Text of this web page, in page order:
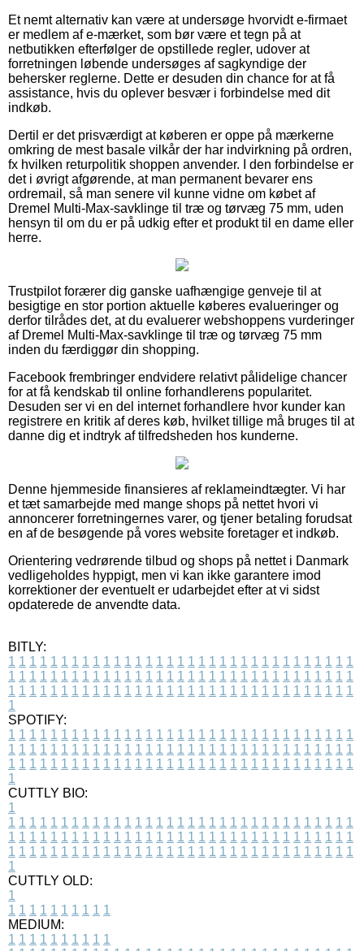
Et nemt alternativ kan være at undersøge hvorvidt e-firmaet
er medlem af e-mærket, som bør være et tegn på at
netbutikken efterfølger de opstillede regler, udover at
forretningen løbende undersøges af sagkyndige der
behersker reglerne. Dette er desuden din chance for at få
assistance, hvis du oplever besvær i forbindelse med dit
indkøb.
Dertil er det prisværdigt at køberen er oppe på mærkerne
omkring de mest basale vilkår der har indvirkning på ordren,
fx hvilken returpolitik shoppen anvender. I den forbindelse er
det i øvrigt afgørende, at man permanent bevarer ens
ordremail, så man senere vil kunne vidne om købet af
Dremel Multi-Max-savklinge til træ og tørvæg 75 mm, uden
hensyn til om du er på udkig efter et produkt til en dame eller
herre.
Trustpilot forærer dig ganske uafhængige genveje til at
besigtige en stor portion aktuelle køberes evalueringer og
derfor tilrådes det, at du evaluerer webshoppens vurderinger
af Dremel Multi-Max-savklinge til træ og tørvæg 75 mm
inden du færdiggør din shopping.
Facebook frembringer endvidere relativt pålidelige chancer
for at få kendskab til online forhandlerens popularitet.
Desuden ser vi en del internet forhandlere hvor kunder kan
registrere en kritik af deres køb, hvilket tillige må bruges til at
danne dig et indtryk af tilfredsheden hos kunderne.
Denne hjemmeside finansieres af reklameindtægter. Vi har
et tæt samarbejde med mange shops på nettet hvori vi
annoncerer forretningernes varer, og tjener betaling forudsat
en af de besøgende på vores website foretager et indkøb.
Orientering vedrørende tilbud og shops på nettet i Danmark
vedligeholdes hyppigt, men vi kan ikke garantere imod
korrektioner der eventuelt er udarbejdet efter at vi sidst
opdaterede de anvendte data.
BITLY:
1 1 1 1 1 1 1 1 1 1 1 1 1 1 1 1 1 1 1 1 1 1 1 1 1 1 1 1 1 1 1 1 1
1 1 1 1 1 1 1 1 1 1 1 1 1 1 1 1 1 1 1 1 1 1 1 1 1 1 1 1 1 1 1 1 1
1 1 1 1 1 1 1 1 1 1 1 1 1 1 1 1 1 1 1 1 1 1 1 1 1 1 1 1 1 1 1 1 1
1
SPOTIFY:
1 1 1 1 1 1 1 1 1 1 1 1 1 1 1 1 1 1 1 1 1 1 1 1 1 1 1 1 1 1 1 1 1
1 1 1 1 1 1 1 1 1 1 1 1 1 1 1 1 1 1 1 1 1 1 1 1 1 1 1 1 1 1 1 1 1
1 1 1 1 1 1 1 1 1 1 1 1 1 1 1 1 1 1 1 1 1 1 1 1 1 1 1 1 1 1 1 1 1
1
CUTTLY BIO:
1
1 1 1 1 1 1 1 1 1 1 1 1 1 1 1 1 1 1 1 1 1 1 1 1 1 1 1 1 1 1 1 1 1
1 1 1 1 1 1 1 1 1 1 1 1 1 1 1 1 1 1 1 1 1 1 1 1 1 1 1 1 1 1 1 1 1
1 1 1 1 1 1 1 1 1 1 1 1 1 1 1 1 1 1 1 1 1 1 1 1 1 1 1 1 1 1 1 1 1
1
CUTTLY OLD:
1
1 1 1 1 1 1 1 1 1 1
MEDIUM:
1 1 1 1 1 1 1 1 1 1